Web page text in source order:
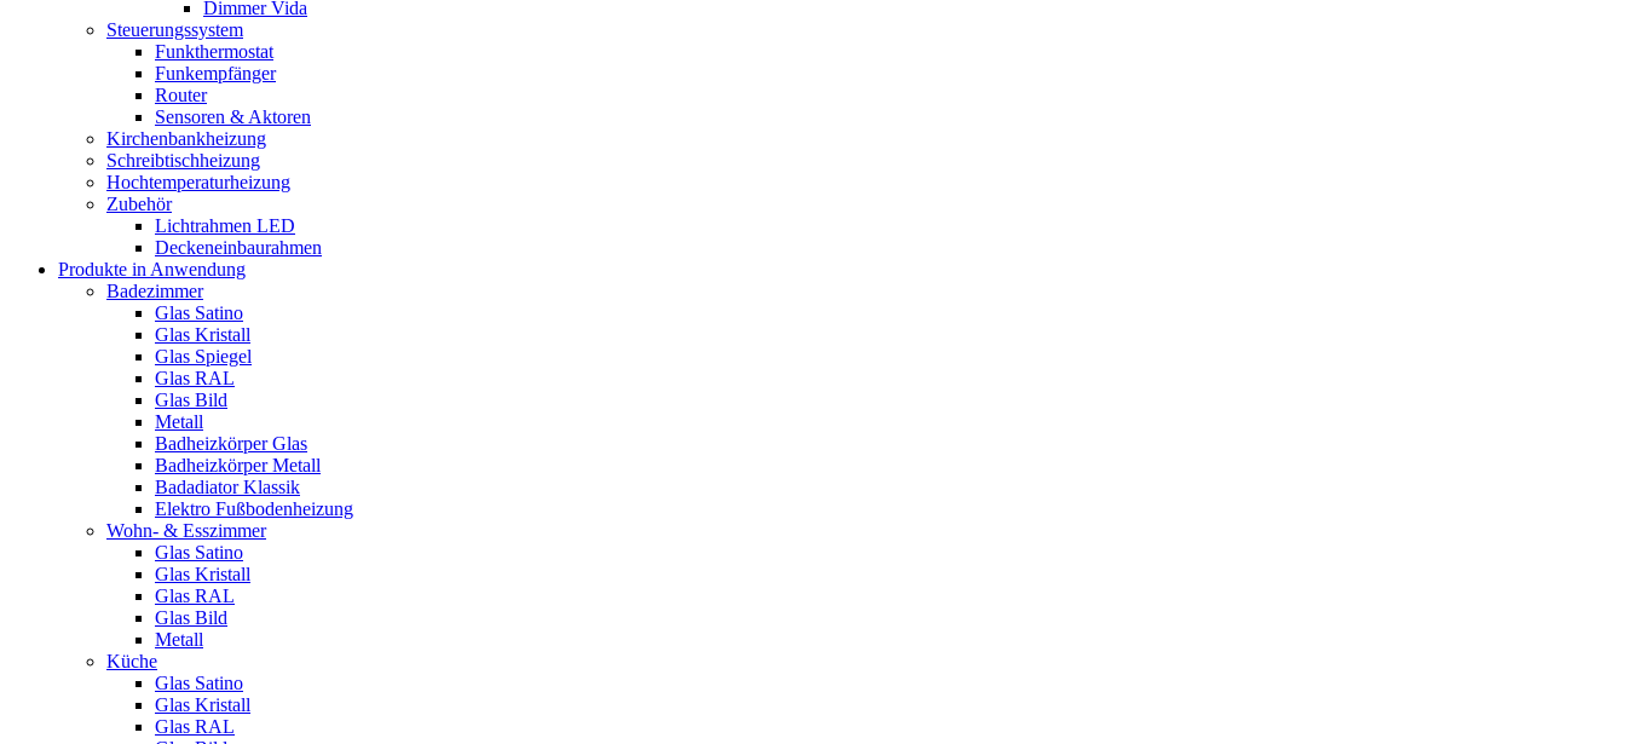
Dimmer Vida
Steuerungssystem
Funkthermostat
Funkempfänger
Router
Sensoren & Aktoren
Kirchenbankheizung
Schreibtischheizung
Hochtemperaturheizung
Zubehör
Lichtrahmen LED
Deckeneinbaurahmen
Produkte in Anwendung
Badezimmer
Glas Satino
Glas Kristall
Glas Spiegel
Glas RAL
Glas Bild
Metall
Badheizkörper Glas
Badheizkörper Metall
Badadiator Klassik
Elektro Fußbodenheizung
Wohn- & Esszimmer
Glas Satino
Glas Kristall
Glas RAL
Glas Bild
Metall
Küche
Glas Satino
Glas Kristall
Glas RAL